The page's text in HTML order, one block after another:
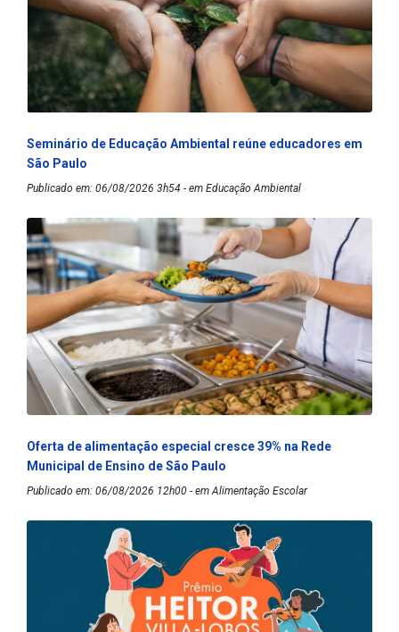
Seminário de Educação Ambiental reúne educadores em
São Paulo
Publicado em: 06/08/2026 3h54 - em Educação Ambiental
Oferta de alimentação especial cresce 39% na Rede
Municipal de Ensino de São Paulo
Publicado em: 06/08/2026 12h00 - em Alimentação Escolar